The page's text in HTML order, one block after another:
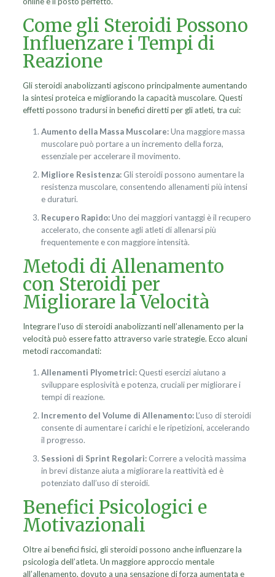
Come gli Steroidi Possono
Influenzare i Tempi di
Reazione
Gli steroidi anabolizzanti agiscono principalmente aumentando
la sintesi proteica e migliorando la capacità muscolare. Questi
effetti possono tradursi in benefici diretti per gli atleti, tra cui:
Aumento della Massa Muscolare:Una maggiore massa
muscolare può portare a un incremento della forza,
essenziale per accelerare il movimento.
Migliore Resistenza: Gli steroidi possono aumentare la
resistenza muscolare, consentendo allenamenti più intensi
e duraturi.
Recupero Rapido:Uno dei maggiori vantaggi è il recupero
accelerato, che consente agli atleti di allenarsi più
frequentemente e con maggiore intensità.
Metodi di Allenamento
con Steroidi per
Migliorare la Velocità
Integrare l’uso di steroidi anabolizzanti nell’allenamento per la
velocità può essere fatto attraverso varie strategie. Ecco alcuni
metodi raccomandati:
Allenamenti Plyometrici: Questi esercizi aiutano a
sviluppare esplosività e potenza, cruciali per migliorare i
tempi di reazione.
Incremento del Volume di Allenamento:L’uso di steroidi
consente di aumentare i carichi e le ripetizioni, accelerando
il progresso.
Sessioni di Sprint Regolari: Correre a velocità massima
in brevi distanze aiuta a migliorare la reattività ed è
potenziato dall’uso di steroidi.
Benefici Psicologici e
Motivazionali
Oltre ai benefici fisici, gli steroidi possono anche influenzare la
psicologia dell’atleta. Un maggiore approccio mentale
all’allenamento, dovuto a una sensazione di forza aumentata e